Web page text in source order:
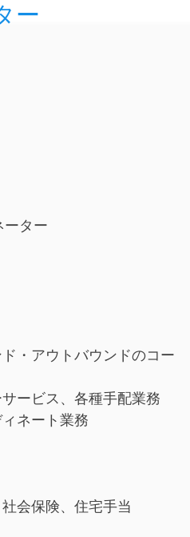
ー
ター
・アウトバウンドのコー
ス、各種手配業務
ト業務
会保険、住宅手当